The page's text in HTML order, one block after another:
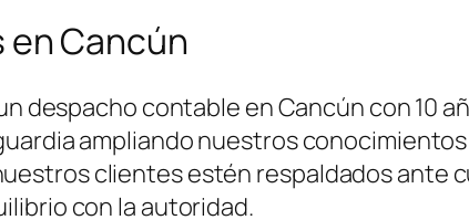
Cancún
despacho contable en Cancún con 10
ampliando nuestros
clientes estén respaldados ante
con la autoridad.